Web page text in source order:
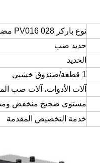
نوع باركر PV016 028
حديد صب
الحديد
1 قطعة/صندوق خشبي
آلات الأدوات، آلات صب
مستوى ضجيج منخفض ومدة
خدمة التخصيص المقدمة